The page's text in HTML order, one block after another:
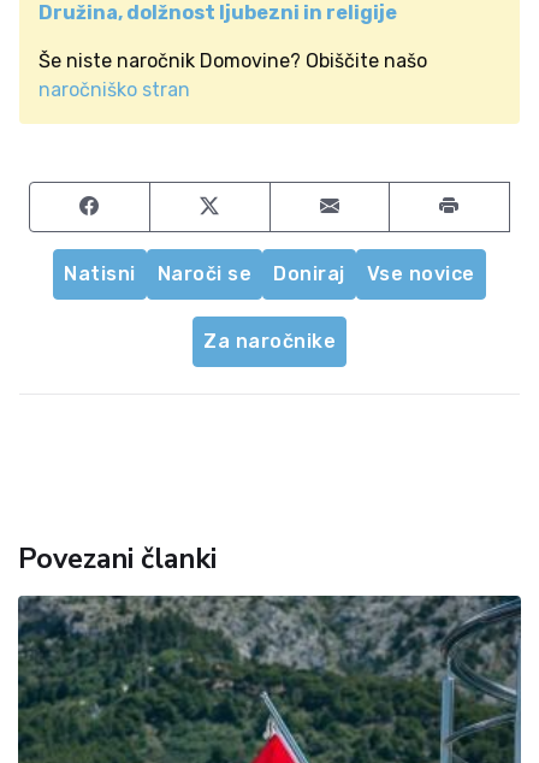
Družina, dolžnost ljubezni in religije
Še niste naročnik Domovine? Obiščite našo
naročniško stran
Share on FacebookShare on TwitterShare by email
Natisni Naroči se Doniraj Vse novice
Za naročnike
Povezani članki